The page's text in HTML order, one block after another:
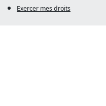
Exercer mes droits